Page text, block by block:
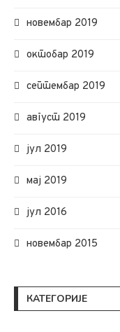
новембар 2019
октобар 2019
септембар 2019
август 2019
јул 2019
мај 2019
јул 2016
новембар 2015
КАТЕГОРИЈЕ